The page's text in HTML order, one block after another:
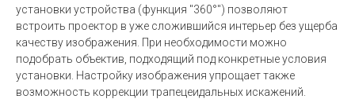
установки устройства (функция "360°") позволяют
встроить проектор в уже сложившийся интерьер без ущерба
качеству изображения. При необходимости можно
подобрать объектив, подходящий под конкретные условия
установки. Настройку изображения упрощает также
возможность коррекции трапецеидальных искажений.